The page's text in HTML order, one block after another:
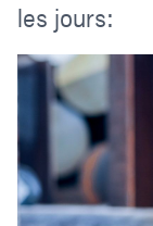
les jours: